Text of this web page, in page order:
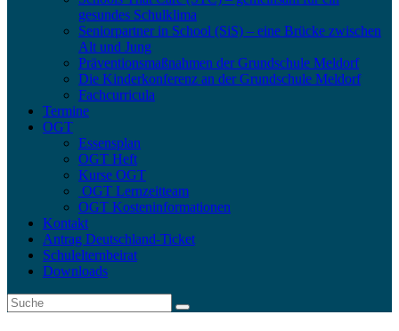
gesundes Schulklima
Seniorpartner in School (SiS) – eine Brücke zwischen
Alt und Jung
Präventionsmaßnahmen der Grundschule Meldorf
Die Kinderkonferenz an der Grundschule Meldorf
Fachcurricula
Termine
OGT
Essensplan
OGT Heft
Kurse OGT
OGT Lernzeitteam
OGT Kosteninformationen
Kontakt
Antrag Deutschland-Ticket
Schulelternbeirat
Downloads